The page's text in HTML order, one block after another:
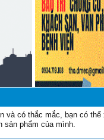
và có thắc mắc, bạn có
sản phẩm của mình.